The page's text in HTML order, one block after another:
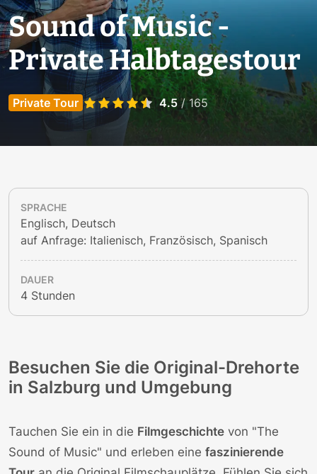
Sound of Music -
Private Halbtagestour
Private Tour 4.5/ 165
SPRACHE
Englisch, Deutsch
auf Anfrage: Italienisch, Französisch, Spanisch
DAUER
4 Stunden
Besuchen Sie die Original-Drehorte
in Salzburg und Umgebung
Tauchen Sie ein in die Filmgeschichte von "The
Sound of Music" und erleben eine faszinierende